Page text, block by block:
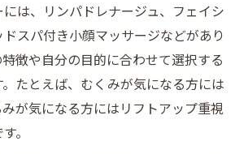
は、リンパドレナージュ、フェイシ
スパ付き小顔マッサージなどがあり
徴や自分の目的に合わせて選択する
たとえば、むくみが気になる方には
が気になる方にはリフトアップ重視
。